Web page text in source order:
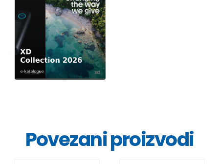
Povezani proizvodi